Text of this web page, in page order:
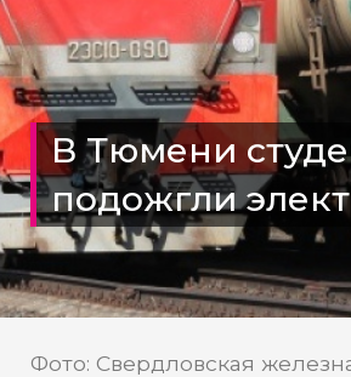
В Тюмени
подожгли
Фото: Свердловская